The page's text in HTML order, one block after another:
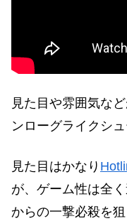
見た目や雰囲気な
ンローグライクシュ
見た目はかなり
が、ゲーム性は全
からの一撃必殺を